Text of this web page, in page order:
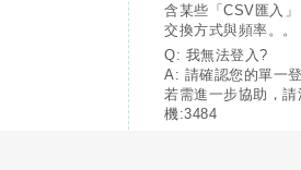
含某些「CSV匯入
交換方式與頻率。。
Q: 我無法登入?
A: 請確認您的單一
若需進一步協助，
機:3484